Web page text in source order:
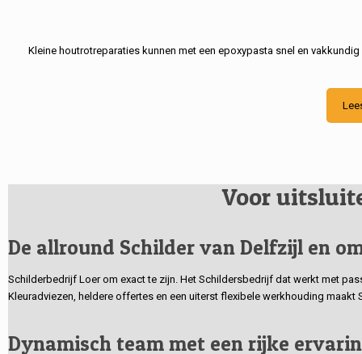
Kleine houtrotreparaties kunnen met een epoxypasta snel en
Voor
De allround Schilder van Delfzijl en
Schilderbedrijf Loer om exact te zijn. Het Schildersbedrijf dat werkt met
Kleuradviezen, heldere offertes en een uiterst flexibele werkhouding
Dynamisch team met een rijke